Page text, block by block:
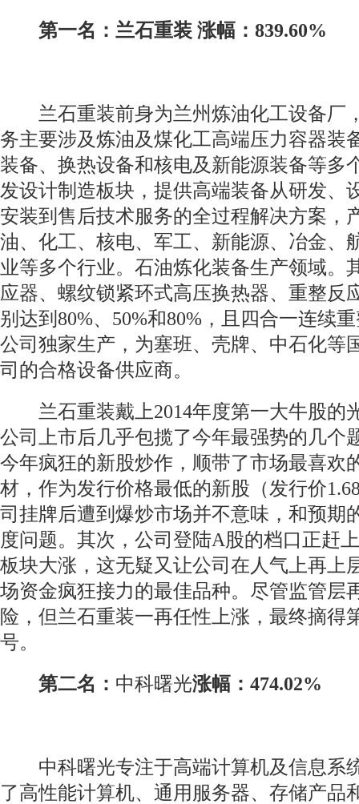
第一名：兰石重装 涨幅：839.60%
兰石重装前身为兰州炼油化工设备厂
务主要涉及炼油及煤化工高端压力容器装
装备、换热设备和核电及新能源装备等多
发设计制造板块，提供高端装备从研发、
安装到售后技术服务的全过程解决方案，
油、化工、核电、军工、新能源、冶金、
业等多个行业。石油炼化装备生产领域。
应器、螺纹锁紧环式高压换热器、重整反
别达到80%、50%和80%，且四合一连续
公司独家生产，为塞班、壳牌、中石化等
司的合格设备供应商。
兰石重装戴上2014年度第一大牛股的
公司上市后几乎包揽了今年最强势的几个
今年疯狂的新股炒作，顺带了市场最喜欢
材，作为发行价格最低的新股（发行价
司挂牌后遭到爆炒市场并不意味，和预期
度问题。其次，公司登陆A股的档口正赶
板块大涨，这无疑又让公司在人气上再上
场资金疯狂接力的最佳品种。尽管监管层
险，但兰石重装一再任性上涨，最终摘得
号。
第二名： 中科曙光涨幅：474.02%
中科曙光专注于高端计算机及信息系
了高性能计算机、通用服务器、存储产品